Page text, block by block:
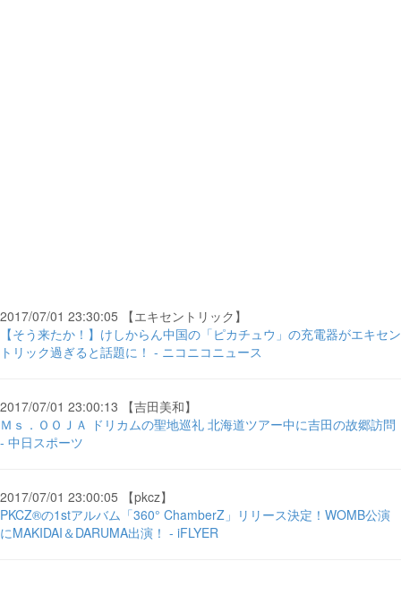
2017/07/01 23:30:05 【エキセントリック】
【そう来たか！】けしからん中国の「ピカチュウ」の充電器がエキセン
トリック過ぎると話題に！ - ニコニコニュース
2017/07/01 23:00:13 【吉田美和】
Ｍｓ．ＯＯＪＡ ドリカムの聖地巡礼 北海道ツアー中に吉田の故郷訪問
- 中日スポーツ
2017/07/01 23:00:05 【pkcz】
PKCZ®の1stアルバム「360° ChamberZ」リリース決定！WOMB公演
にMAKIDAI＆DARUMA出演！ - iFLYER